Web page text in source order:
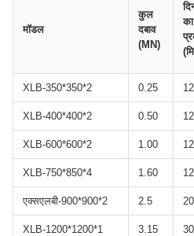
मॉडल
कुल
दबाव
(MN)
का
XLB-350*350*2 0.25
XLB-400*400*2 0.50
XLB-600*600*2 1.00
XLB-750*850*4 1.60
एक्सएलबी-900*900*2 2.5
XLB-1200*1200*1 3.15